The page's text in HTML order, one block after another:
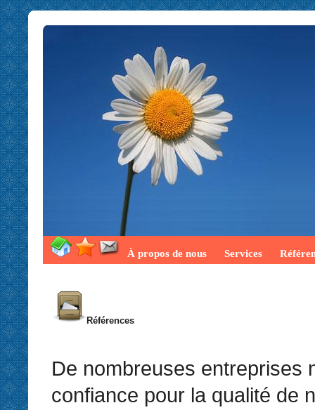
À propos de nous Services
Références
De nombreuses entreprises
confiance pour la qualité de